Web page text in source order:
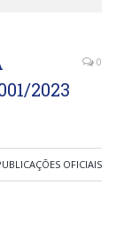
2023
0
OFICIAIS